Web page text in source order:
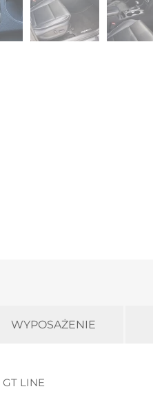
WYPOSAŻENIE
LINE